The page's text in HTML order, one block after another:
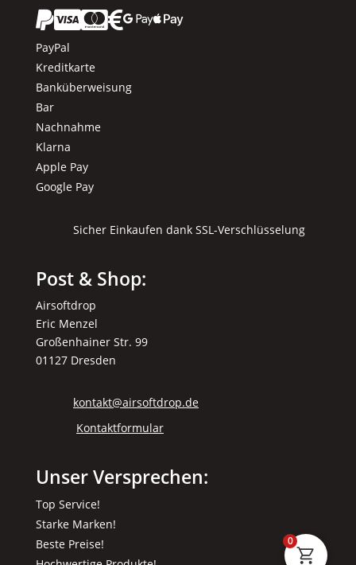
 
PayPal
Kreditkarte
Banküberweisung
Bar
Nachnahme
Klarna
Apple Pay
Google Pay
Sicher Einkaufen dank SSL-Verschlüsselung
Post & Shop:
Airsoftdrop
Eric Menzel
Großenhainer Str. 99
01127 Dresden
kontakt@airsoftdrop.de
Kontaktformular
Unser Versprechen:
Top Service!
Starke Marken!
Beste Preise!
0